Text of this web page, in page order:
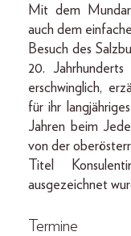
Mit dem
auch dem
Besuch des
20.
erschwinglich,
für ihr
Jahren beim
von der
Titel
ausgezeichnet
Termine